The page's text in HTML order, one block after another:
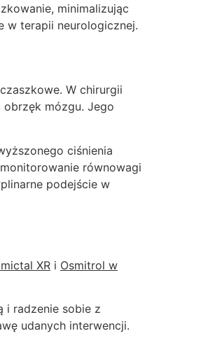
minimalizując
w terapii neurologicznej.
W chirurgii
obrzęk mózgu. Jego
ciśnienia
równowagi
podejście w
XR i Osmitrol w
i radzenie sobie z
udanych interwencji.